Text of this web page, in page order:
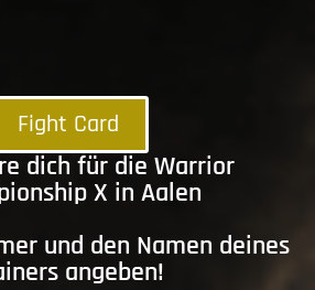
Fight Card
dich für die Warrior
X in Aalen
und den Namen deines
angeben!